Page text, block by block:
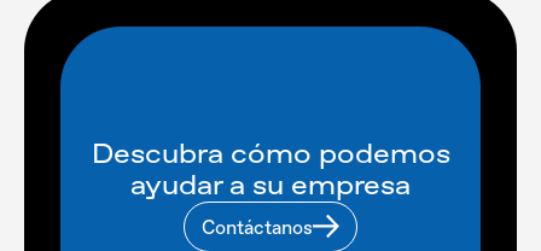
Descubra cómo podemos
ayudar a su empresa
Contáctanos